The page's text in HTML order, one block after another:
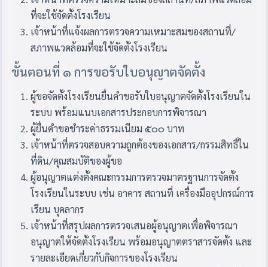
ที่จะใช้จัดตั้งโรงเรียน
เจ้าหน้าที่แจ้งผลการตรวจความเหมาะสมของสถานที่/
สภาพแวดล้อมที่จะใช้จัดตั้งโรงเรียน
ขั้นตอนที่ ๑ การขอรับใบอนุญาตจัดตั้ง
ผู้ขอจัดตั้งโรงเรียนยื่นคำขอรับใบอนุญาตจัดตั้งโรงเรียนใน
ระบบ พร้อมแนบเอกสารประกอบการพิจารณา
ผู้ยื่นคำขอชำระค่าธรรมเนียม ๕๐๐ บาท
เจ้าหน้าที่ตรวจสอบความถูกต้องของเอกสาร/กรรมสิทธิ์ใน
ที่ดิน/คุณสมบัติของผู้ขอ
ผู้อนุญาตแต่งตั้งคณะกรรมการตรวจมาตรฐานการจัดตั้ง
โรงเรียนในระบบ เช่น อาคาร สถานที่ เครื่องมืออุปกรณ์การ
เรียน บุคลากร
เจ้าหน้าที่สรุปผลการตรวจเสนอผู้อนุญาตเพื่อพิจารณา
อนุญาตให้จัดตั้งโรงเรียน พร้อมอนุญาตตราสารจัดตั้ง และ
รายละเอียดเกี่ยวกับกิจการของโรงเรียน